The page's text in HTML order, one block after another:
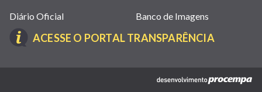
Links
úteis
(abrem
nova
Diário Oficial Banco de Imagens
ACESSE O PORTAL TRANSPARÊNCIA(LINK
EM
NOVA